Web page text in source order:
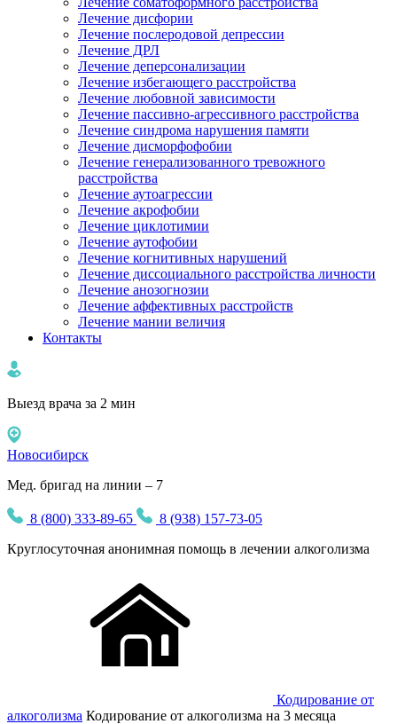
Лечение дисфории
Лечение послеродовой депрессии
Лечение ДРЛ
Лечение деперсонализации
Лечение избегающего расстройства
Лечение любовной зависимости
Лечение пассивно-агрессивного расстройства
Лечение синдрома нарушения памяти
Лечение дисморфофобии
Лечение генерализованного тревожного
расстройства
Лечение аутоагрессии
Лечение акрофобии
Лечение циклотимии
Лечение аутофобии
Лечение когнитивных нарушений
Лечение диссоциального расстройства личности
Лечение анозогнозии
Лечение аффективных расстройств
Лечение мании величия
Контакты
Выезд врача за 2 мин
Новосибирск
Мед. бригад на линии – 7
8 (800) 333-89-65
8 (938) 157-73-05
Круглосуточная анонимная помощь в лечении алкоголизма
Кодирование от
алкоголизма Кодирование от алкоголизма на 3 месяца